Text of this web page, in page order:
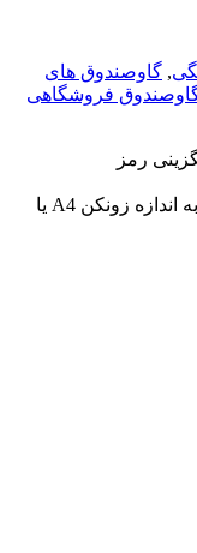
, گاوصندوق های
فروشگاهی
رمز
دارای محفظه داخلی و فضای داخلی به اندازه زونکن A4 یا